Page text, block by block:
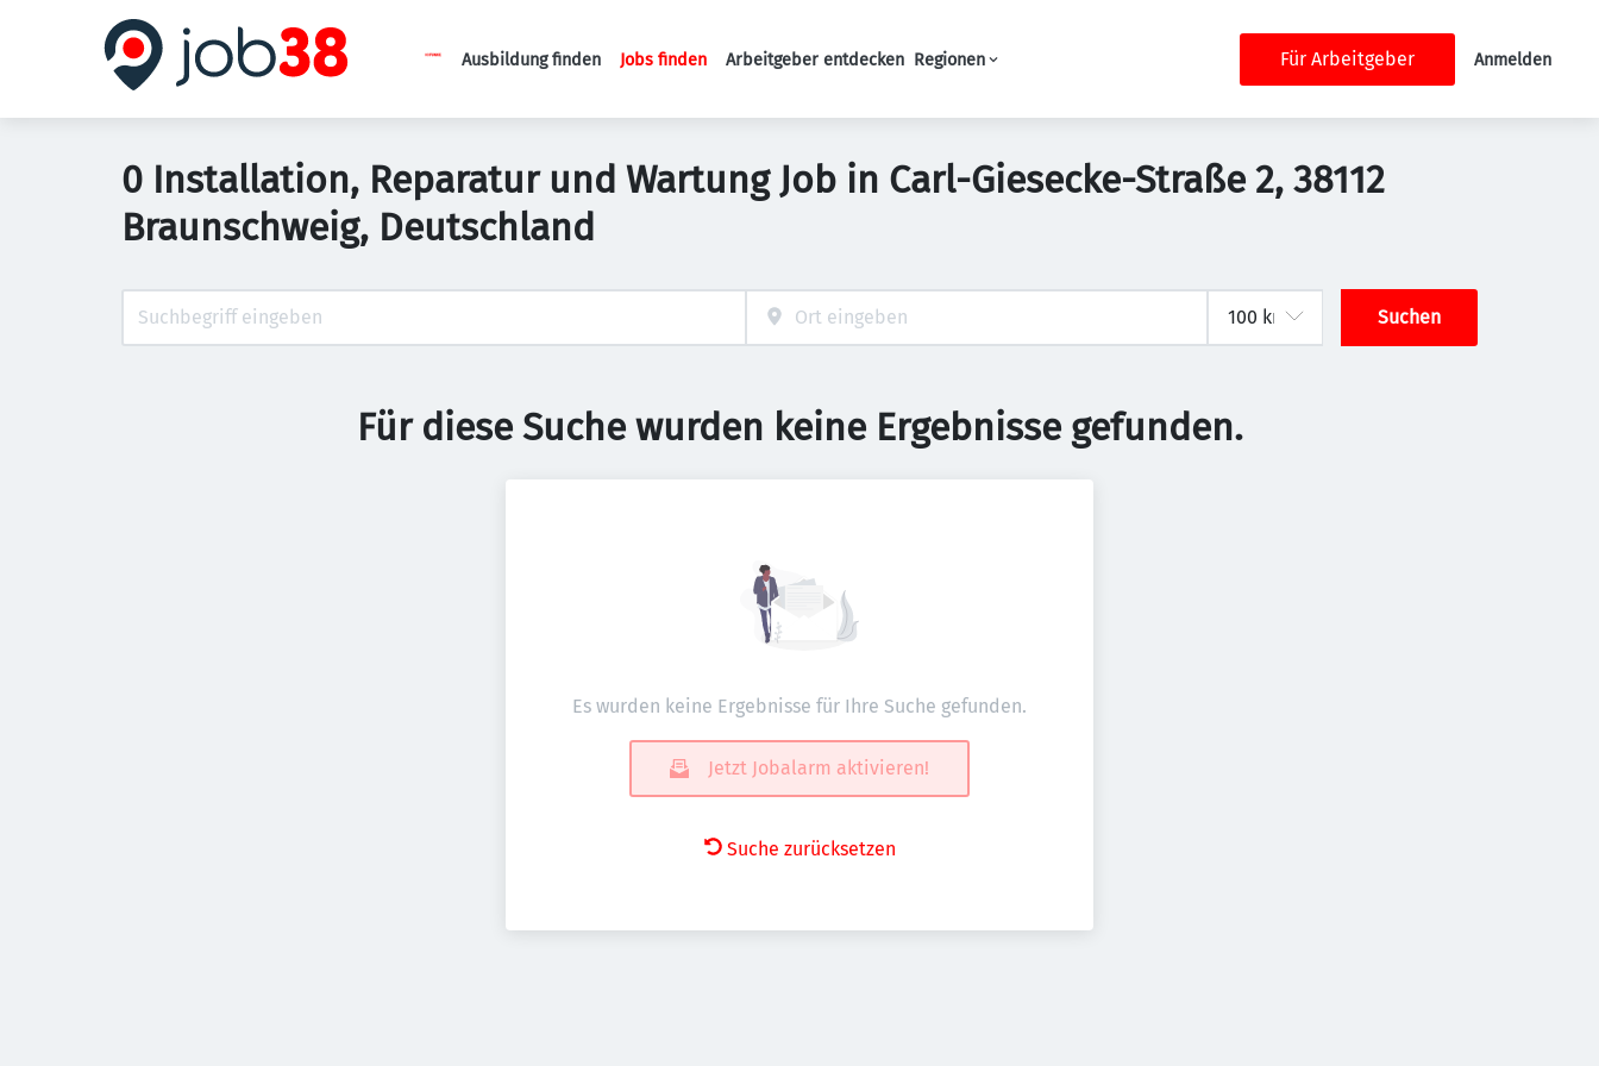
Haupt-Navigation
Ausbildung finden Jobs finden Arbeitgeber entdecken Regionen Für Arbeitgeber Anmelden
0 Installation, Reparatur und Wartung Job in Carl-Giesecke-Straße 2, 38112
Braunschweig, Deutschland
Suchen
Für diese Suche wurden keine Ergebnisse gefunden.
Es wurden keine Ergebnisse für Ihre Suche gefunden.
Jetzt Jobalarm aktivieren!
Suche zurücksetzen